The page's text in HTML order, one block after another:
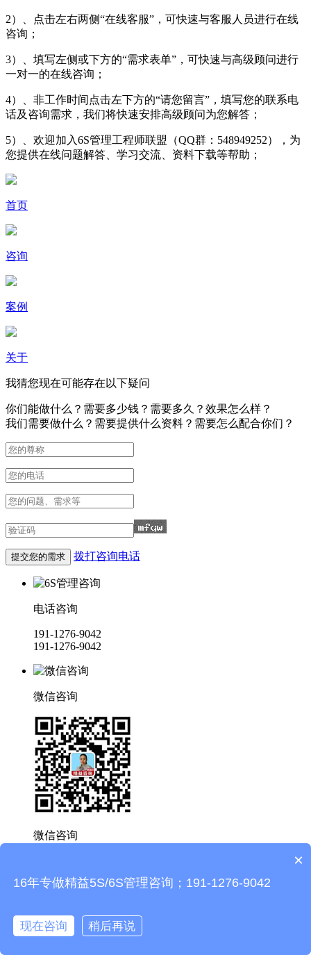
2）、点击左右两侧“在线客服”，可快速与客服人员进行在线
咨询；
3）、填写左侧或下方的“需求表单”，可快速与高级顾问进行
一对一的在线咨询；
4）、非工作时间点击左下方的“请您留言”，填写您的联系电
话及咨询需求，我们将快速安排高级顾问为您解答；
5）、欢迎加入6S管理工程师联盟（QQ群：548949252），为
您提供在线问题解答、学习交流、资料下载等帮助；
首页
咨询
案例
关于
我猜您现在可能存在以下疑问
你们能做什么？需要多少钱？需要多久？效果怎么样？
我们需要做什么？需要提供什么资料？需要怎么配合你们？
拨打咨询电话
电话咨询
191-1276-9042
191-1276-9042
微信咨询
微信咨询
微信关注
×
16年专做精益5S/6S管理咨询；191-1276-9042
现在咨询 稍后再说